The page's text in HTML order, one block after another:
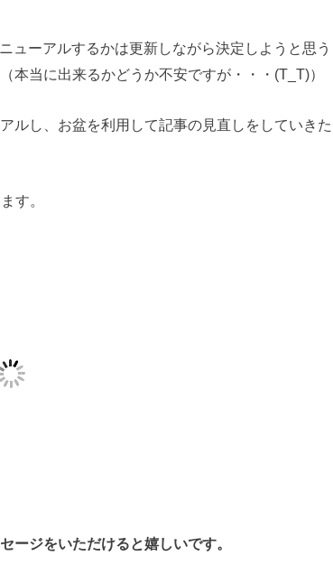
ューアルするかは更新しながら決定しようと思う
本当に出来るかどうか不安ですが・・・(T_T)）
ルし、お盆を利用して記事の見直しをしていきた
す。
ージをいただけると嬉しいです。